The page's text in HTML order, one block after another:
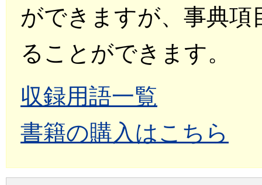
ができますが、事典
ることができます。
収録用語一覧
書籍の購入はこちら